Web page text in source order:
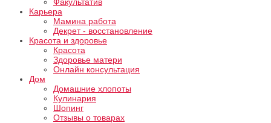
Карьера
Мамина работа
Декрет - восстановление
Красота и здоровье
Красота
Здоровье матери
Онлайн консультация
Дом
Домашние хлопоты
Кулинария
Шопинг
Отзывы о товарах